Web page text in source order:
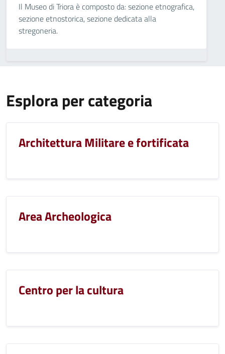
Il Museo di Triora è composto da: sezione etnografica,
sezione etnostorica, sezione dedicata alla
stregoneria.
Esplora per categoria
Architettura Militare e fortificata
Area Archeologica
Centro per la cultura